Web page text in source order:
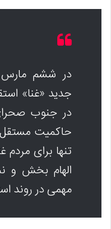
جدید «غنا»
در جنوب
حاکمیت
تنها برای مردم
الهام بخش و
مهمی در روند